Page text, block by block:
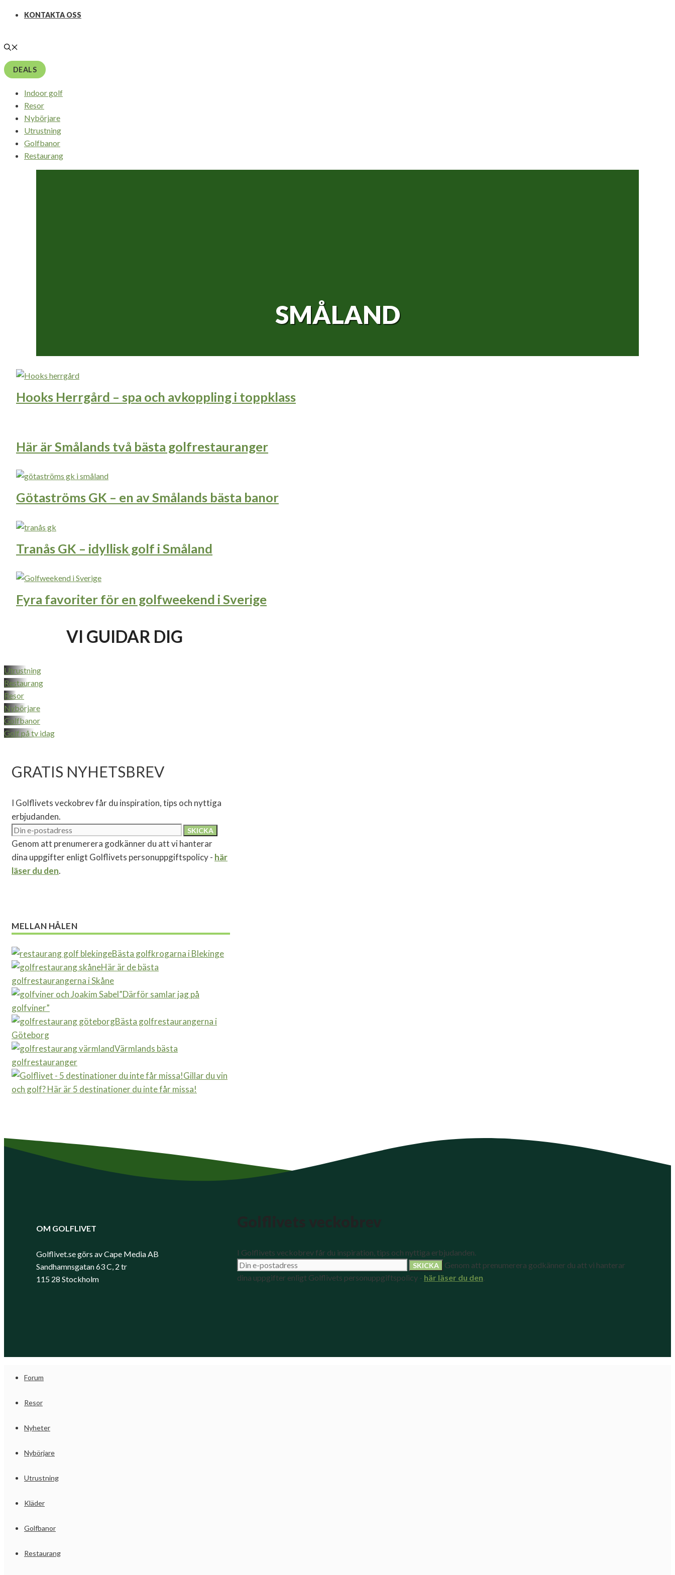
KONTAKTA OSS
DEALS
Indoor golf
Resor
Nybörjare
Utrustning
Golfbanor
Restaurang
SMÅLAND
Hooks Herrgård – spa och avkoppling i toppklass
Här är Smålands två bästa golfrestauranger
Götaströms GK – en av Smålands bästa banor
Tranås GK – idyllisk golf i Småland
Fyra favoriter för en golfweekend i Sverige
VI GUIDAR DIG
Utrustning
Restaurang
Resor
Nybörjare
Golfbanor
Golf på tv idag
GRATIS NYHETSBREV
I Golflivets veckobrev får du inspiration, tips och nyttiga
erbjudanden.
Genom att prenumerera godkänner du att vi hanterar
dina uppgifter enligt Golflivets personuppgiftspolicy - här
läser du den.
MELLAN HÅLEN
Bästa golfkrogarna i Blekinge
Här är de bästa
golfrestaurangerna i Skåne
”Därför samlar jag på
golfviner”
Bästa golfrestaurangerna i
Göteborg
Värmlands bästa
golfrestauranger
Gillar du vin
och golf? Här är 5 destinationer du inte får missa!
OM GOLFLIVET
Golflivet.se görs av Cape Media AB
Sandhamnsgatan 63 C, 2 tr
115 28 Stockholm
I Golflivets veckobrev får du inspiration, tips och nyttiga erbjudanden.
Genom att prenumerera godkänner du att vi hanterar
dina uppgifter enligt Golflivets personuppgiftspolicy - här läser du den.
Forum
Resor
Nyheter
Nybörjare
Utrustning
Kläder
Golfbanor
Restaurang